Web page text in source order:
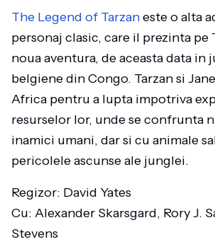
The Legend of Tarzaneste o alta
personaj clasic, care il prezinta pe
noua aventura, de aceasta data in
belgiene din Congo. Tarzan si
Africa pentru a lupta impotriva
resurselor lor, unde se confrunta
inamici umani, dar si cu animale
pericolele ascunse ale junglei.
Regizor: David Yates
Cu: Alexander Skarsgard, Rory J.
Stevens